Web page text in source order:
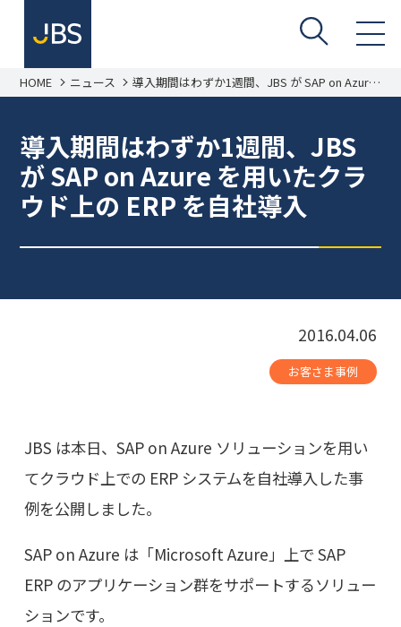
HOME ニュース 導入期間はわずか1週間、JBS が SAP on Azure
を用いたクラウド上の ERP を自社導入
導入期間はわずか1週間、JBS
が SAP on Azure を用いたクラ
ウド上の ERP を自社導入
2016.04.06
お客さま事例
JBS は本日、SAP on Azure ソリューションを用い
てクラウド上での ERP システムを自社導入した事
例を公開しました。
SAP on Azure は「Microsoft Azure」上で SAP
ERP のアプリケーション群をサポートするソリュー
ションです。